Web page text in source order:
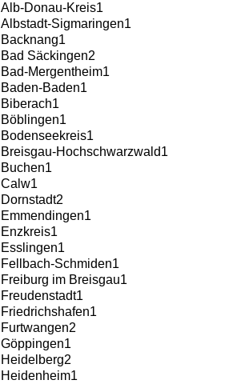
Alb-Donau-Kreis1
Albstadt-Sigmaringen1
Backnang1
Bad Säckingen2
Bad-Mergentheim1
Baden-Baden1
Biberach1
Böblingen1
Bodenseekreis1
Breisgau-Hochschwarzwald1
Buchen1
Calw1
Dornstadt2
Emmendingen1
Enzkreis1
Esslingen1
Fellbach-Schmiden1
Freiburg im Breisgau1
Freudenstadt1
Friedrichshafen1
Furtwangen2
Göppingen1
Heidelberg2
Heidenheim1